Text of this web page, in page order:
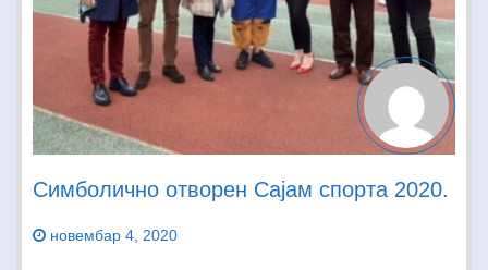
Симболично отворен Сајам спорта 2020.
новембар 4, 2020